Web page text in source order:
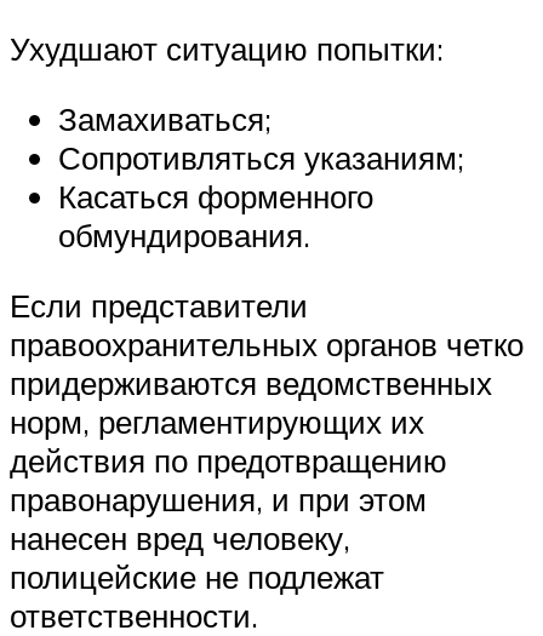
Ухудшают ситуацию попытки:
Замахиваться;
Сопротивляться указаниям;
Касаться форменного
обмундирования.
Если представители
правоохранительных органов четко
придерживаются ведомственных
норм, регламентирующих их
действия по предотвращению
правонарушения, и при этом
нанесен вред человеку,
полицейские не подлежат
ответственности.